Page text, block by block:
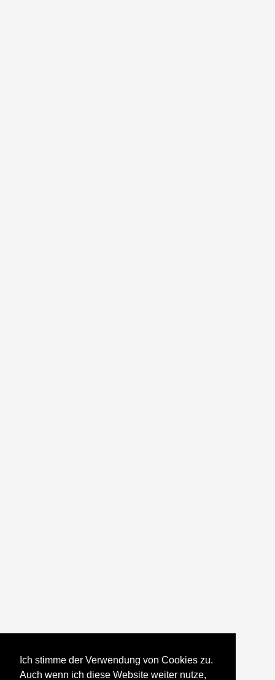
Ich stimme der Verwendung von Cookies zu.
Auch wenn ich diese Website weiter nutze,